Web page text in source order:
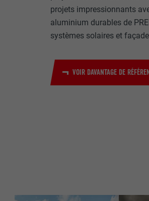
projets impressionnants
aluminium durables de
systèmes solaires et
VOIR DAVANTAGE DE